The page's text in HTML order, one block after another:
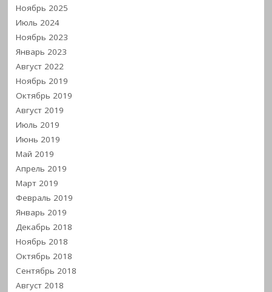
Ноябрь 2025
Июль 2024
Ноябрь 2023
Январь 2023
Август 2022
Ноябрь 2019
Октябрь 2019
Август 2019
Июль 2019
Июнь 2019
Май 2019
Апрель 2019
Март 2019
Февраль 2019
Январь 2019
Декабрь 2018
Ноябрь 2018
Октябрь 2018
Сентябрь 2018
Август 2018